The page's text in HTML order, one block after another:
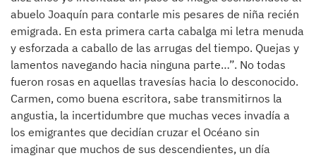
abuelo Joaquín para contarle mis pesares de niña recién
emigrada. En esta primera carta cabalga mi letra menuda
y esforzada a caballo de las arrugas del tiempo. Quejas y
lamentos navegando hacia ninguna parte…”. No todas
fueron rosas en aquellas travesías hacia lo desconocido.
Carmen, como buena escritora, sabe transmitirnos la
angustia, la incertidumbre que muchas veces invadía a
los emigrantes que decidían cruzar el Océano sin
imaginar que muchos de sus descendientes, un día